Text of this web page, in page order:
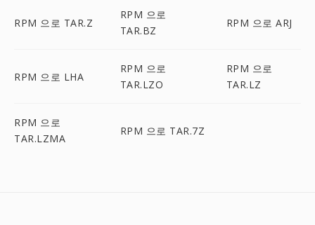
RPM 으로 TAR.Z
RPM 으로
TAR.BZ
RPM 으로 ARJ
RPM 으로 LHA
RPM 으로
TAR.LZO
RPM 으로
TAR.LZ
RPM 으로
TAR.LZMA
RPM 으로 TAR.7Z